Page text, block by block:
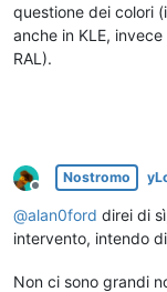
questione dei colori
anche in KLE,
RAL).
Non in linea
Nostromo
@alan0ford direi di
intervento, intendo
Non ci sono grandi